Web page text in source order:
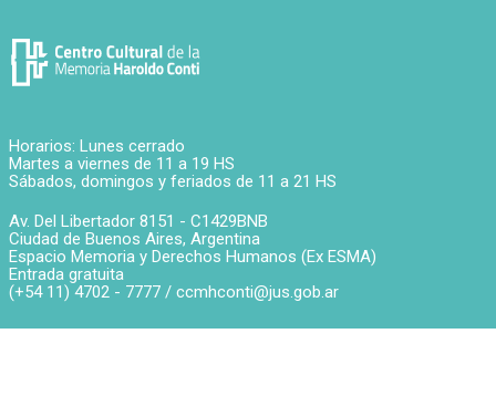
Horarios: Lunes cerrado
Martes a viernes de 11 a 19 HS
Sábados, domingos y feriados de 11 a 21 HS
Av. Del Libertador 8151 - C1429BNB
Ciudad de Buenos Aires, Argentina
Espacio Memoria y Derechos Humanos (Ex ESMA)
Entrada gratuita
(+54 11) 4702 - 7777 / ccmhconti@jus.gob.ar